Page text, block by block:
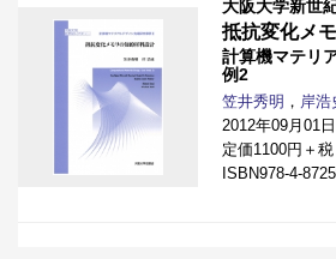
大阪大学新世
抵抗変化メ
計算機マテリ
例2
笠井秀明 ， 岸浩
2012年09月01
定価1100円＋税
ISBN978-4-